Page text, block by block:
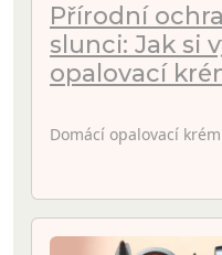
Přírodní
slunci: Jak si
opalovací
Domácí opalovací